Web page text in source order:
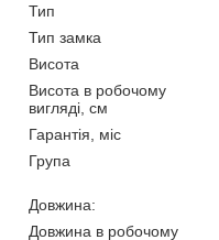
Тип
Тип замка
Висота
Висота в робочому
вигляді, см
Гарантія, міс
Група
Довжина:
Довжина в робочому